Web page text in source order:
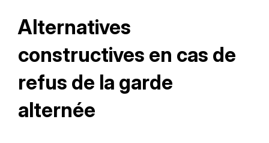
Alternatives
constructives en cas de
refus de la garde
alternée